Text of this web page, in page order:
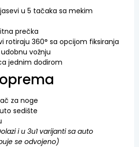
u 5 tačaka sa mekim
prečka
rotiraju 360° sa opcijom fiksiranja
vožnju
jednim dodirom
za noge
sedište
i u 3u1 varijanti sa auto
se odvojeno)